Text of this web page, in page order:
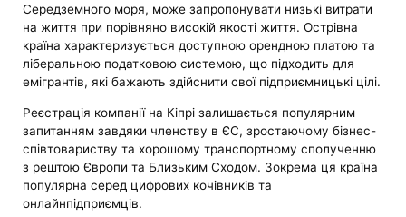
Середземного моря, може запропонувати низькі витрати
на життя при порівняно високій якості життя. Острівна
країна характеризується доступною орендною платою та
ліберальною податковою системою, що підходить для
емігрантів, які бажають здійснити свої підприємницькі цілі.
Реєстрація компанії на Кіпрі залишається популярним
запитанням завдяки членству в ЄС, зростаючому бізнес-
співтовариству та хорошому транспортному сполученню
з рештою Європи та Близьким Сходом. Зокрема ця країна
популярна серед цифрових кочівників та
онлайнпідприємців.